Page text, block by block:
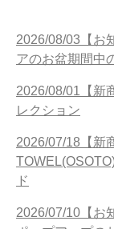
2026/08/03【お
アのお盆期間中
2026/08/01【新
レクション
2026/07/18【新
ド
2026/07/10【お